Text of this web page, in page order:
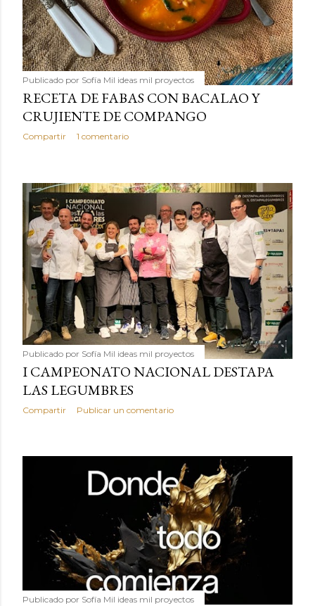
Publicado por Sofía Mil ideas mil proyectos
RECETA DE FABAS CON BACALAO Y
CRUJIENTE DE COMPANGO
Compartir 1 comentario
Publicado por Sofía Mil ideas mil proyectos
I CAMPEONATO NACIONAL DESTAPA
LAS LEGUMBRES
Compartir Publicar un comentario
Publicado por Sofía Mil ideas mil proyectos